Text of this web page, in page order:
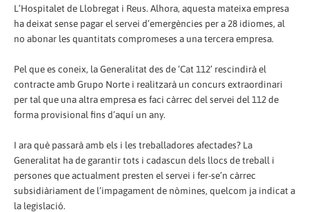
L’Hospitalet de Llobregat i Reus. Alhora, aquesta mateixa empresa
ha deixat sense pagar el servei d’emergències per a 28 idiomes, al
no abonar les quantitats compromeses a una tercera empresa.
Pel que es coneix, la Generalitat des de ‘Cat 112’ rescindirà el
contracte amb Grupo Norte i realitzarà un concurs extraordinari
per tal que una altra empresa es faci càrrec del servei del 112 de
forma provisional fins d’aquí un any.
I ara què passarà amb els i les treballadores afectades? La
Generalitat ha de garantir tots i cadascun dels llocs de treball i
persones que actualment presten el servei i fer-se’n càrrec
subsidiàriament de l’impagament de nòmines, quelcom ja indicat a
la legislació.